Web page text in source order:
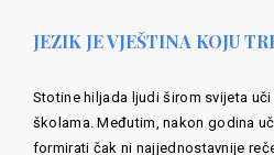
JEZIK JE VJEŠTINA KOJU
Stotine hiljada ljudi širom svijeta
školama. Međutim, nakon godina
formirati čak ni najjednostavnije